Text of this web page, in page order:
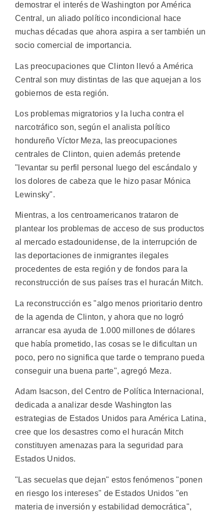
demostrar el interés de Washington por América
Central, un aliado político incondicional hace
muchas décadas que ahora aspira a ser también un
socio comercial de importancia.
Las preocupaciones que Clinton llevó a América
Central son muy distintas de las que aquejan a los
gobiernos de esta región.
Los problemas migratorios y la lucha contra el
narcotráfico son, según el analista político
hondureño Víctor Meza, las preocupaciones
centrales de Clinton, quien además pretende
"levantar su perfil personal luego del escándalo y
los dolores de cabeza que le hizo pasar Mónica
Lewinsky".
Mientras, a los centroamericanos trataron de
plantear los problemas de acceso de sus productos
al mercado estadounidense, de la interrupción de
las deportaciones de inmigrantes ilegales
procedentes de esta región y de fondos para la
reconstrucción de sus países tras el huracán Mitch.
La reconstrucción es "algo menos prioritario dentro
de la agenda de Clinton, y ahora que no logró
arrancar esa ayuda de 1.000 millones de dólares
que había prometido, las cosas se le dificultan un
poco, pero no significa que tarde o temprano pueda
conseguir una buena parte", agregó Meza.
Adam Isacson, del Centro de Política Internacional,
dedicada a analizar desde Washington las
estrategias de Estados Unidos para América Latina,
cree que los desastres como el huracán Mitch
constituyen amenazas para la seguridad para
Estados Unidos.
"Las secuelas que dejan" estos fenómenos "ponen
en riesgo los intereses" de Estados Unidos "en
materia de inversión y estabilidad democrática",